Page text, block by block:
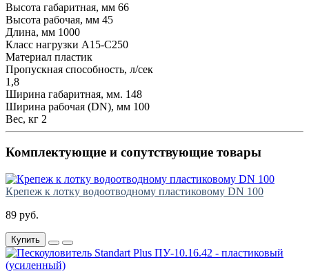
Высота габаритная, мм 66
Высота рабочая, мм 45
Длина, мм 1000
Класс нагрузки А15-С250
Материал пластик
Пропускная способность, л/сек
1,8
Ширина габаритная, мм. 148
Ширина рабочая (DN), мм 100
Вес, кг 2
Комплектующие и сопутствующие товары
Крепеж к лотку водоотводному пластиковому DN 100
89 руб.
Купить